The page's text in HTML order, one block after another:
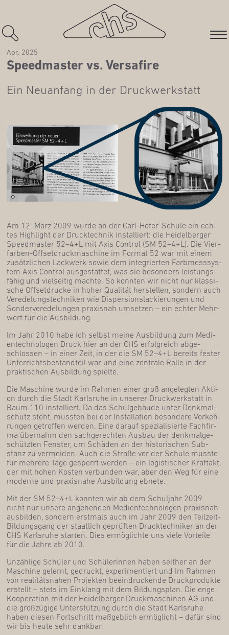
Speed­mas­ter vs. Versafire
Apr. 2025
Ein Neu­an­fang in der Druckwerkstatt
Am 12. März 2009 wur­de an der Carl-Hofer-Schu­le ein ech­
tes High­light der Druck­tech­nik instal­liert: die Hei­del­ber­ger
Speed­mas­ter 52–4+L mit Axis Con­trol (SM 52–4+L). Die Vier­
far­ben-Off­set­druck­ma­schi­ne im For­mat 52 war mit einem
zusätz­li­chen Lack­werk sowie dem inte­grierten Farb­mess­sys­
tem Axis Con­trol aus­ge­stat­tet, was sie beson­ders leis­tungs­
fä­hig und viel­sei­tig mach­te. So konn­ten wir nicht nur klas­si­
sche Off­set­dru­cke in hoher Qua­li­tät her­stel­len, son­dern auch
Ver­ede­lungs­tech­ni­ken wie Disper­si­ons­la­ckie­run­gen und
Son­der­ver­ede­lun­gen pra­xis­nah umset­zen – ein ech­ter Mehr­
wert für die Ausbildung.
Im Jahr 2010 habe ich selbst mei­ne Aus­bil­dung zum Medi­
en­tech­no­lo­gen Druck hier an der CHS erfolg­reich abge­
schlos­sen – in einer Zeit, in der die SM 52–4+L bereits fes­ter
Unter­richts­be­stand­teil war und eine zen­tra­le Rol­le in der
prak­ti­schen Aus­bil­dung spielte.
Die Maschi­ne wur­de im Rah­men einer groß ange­leg­ten Akti­
on durch die Stadt Karls­ru­he in unse­rer Druck­werk­statt in
Raum 110 instal­liert. Da das Schul­ge­bäu­de unter Denk­mal­
schutz steht, muss­ten bei der Instal­la­ti­on beson­de­re Vor­keh­
run­gen getrof­fen wer­den. Eine dar­auf spe­zia­li­sier­te Fach­fir­
ma über­nahm den sach­ge­rech­ten Aus­bau der denk­mal­ge­
schütz­ten Fens­ter, um Schä­den an der his­to­ri­schen Sub­
stanz zu ver­mei­den. Auch die Stra­ße vor der Schu­le muss­te
für meh­re­re Tage gesperrt wer­den – ein logis­ti­scher Kraft­akt,
der mit hohen Kos­ten ver­bun­den war, aber den Weg für eine
moder­ne und pra­xis­na­he Aus­bil­dung ebnete.
Mit der SM 52–4+L konn­ten wir ab dem Schul­jahr 2009
nicht nur unse­re ange­hen­den Medi­en­tech­no­lo­gen pra­xis­nah
aus­bil­den, son­dern erst­mals auch im Jahr 2009 den Teil­zeit-
Bil­dungs­gang der staat­lich geprüf­ten Druck­tech­ni­ker an der
CHS Karls­ru­he star­ten. Dies ermög­lich­te uns vie­le Vor­tei­le
für die Jah­re ab 2010.
Unzäh­li­ge Schü­ler und Schü­le­rin­nen haben seit­her an der
Maschi­ne gelernt, gedruckt, expe­ri­men­tiert und im Rah­men
von rea­li­täts­na­hen Pro­jek­ten beein­dru­cken­de Druck­pro­duk­te
erstellt – stets im Ein­klang mit dem Bil­dungs­plan. Die enge
Koope­ra­ti­on mit der Hei­del­ber­ger Druck­ma­schi­nen AG und
die groß­zü­gi­ge Unter­stüt­zung durch die Stadt Karls­ru­he
haben die­sen Fort­schritt maß­geb­lich ermög­licht – dafür sind
wir bis heu­te sehr dankbar.